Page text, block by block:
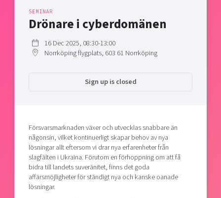
Shaping cities and regions
Bright East
Reversed mentorship
Upscaling
Talent & skills
Startup & industry collaboration
Offers to boost your business
Our community of companies
Projects
Publications
Project toolbox
Reach out to us
Locations
Today's lunch in Mjärdevi
SEMINAR
Drönare i cyberdomänen
16 Dec 2025, 08:30-13:00
Norrköping flygplats, 603 61 Norrköping
Sign up is closed
Försvarsmarknaden växer och utvecklas snabbare än
någonsin, vilket kontinuerligt skapar behov av nya
lösningar allt eftersom vi drar nya erfarenheter från
slagfälten i Ukraina. Förutom en förhoppning om att få
bidra till landets suveränitet, finns det goda
affärsmöjligheter för ständigt nya och kanske oanade
lösningar.